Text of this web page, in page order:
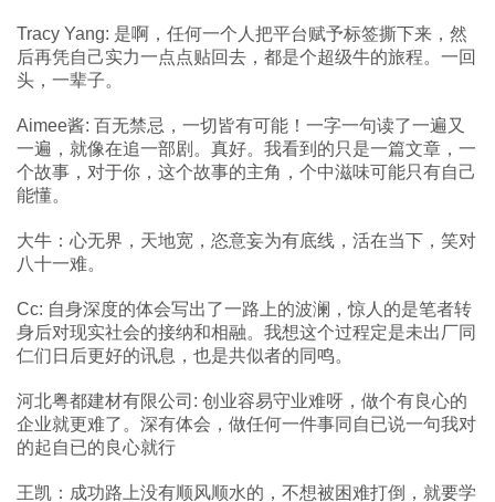
Tracy Yang: 是啊，任何一个人把平台赋予标签撕下来，然
后再凭自己实力一点点贴回去，都是个超级牛的旅程。一回
头，一辈子。
Aimee酱: 百无禁忌，一切皆有可能！一字一句读了一遍又
一遍，就像在追一部剧。真好。我看到的只是一篇文章，一
个故事，对于你，这个故事的主角，个中滋味可能只有自己
能懂。
大牛：心无界，天地宽，恣意妄为有底线，活在当下，笑对
八十一难。
Cc: 自身深度的体会写出了一路上的波澜，惊人的是笔者转
身后对现实社会的接纳和相融。我想这个过程定是未出厂同
仁们日后更好的讯息，也是共似者的同鸣。
河北粤都建材有限公司: 创业容易守业难呀，做个有良心的
企业就更难了。深有体会，做任何一件事同自已说一句我对
的起自已的良心就行
王凯：成功路上没有顺风顺水的，不想被困难打倒，就要学